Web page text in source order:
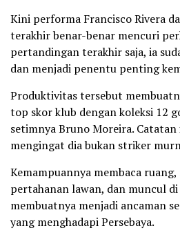
Kini performa Francisco Rivera
terakhir benar-benar mencuri
pertandingan terakhir saja, ia
dan menjadi penentu penting
Produktivitas tersebut
top skor klub dengan koleksi 12
setimnya Bruno Moreira.
mengingat dia bukan striker
Kemampuannya membaca
pertahanan lawan, dan muncul
membuatnya menjadi ancaman
yang menghadapi Persebaya.